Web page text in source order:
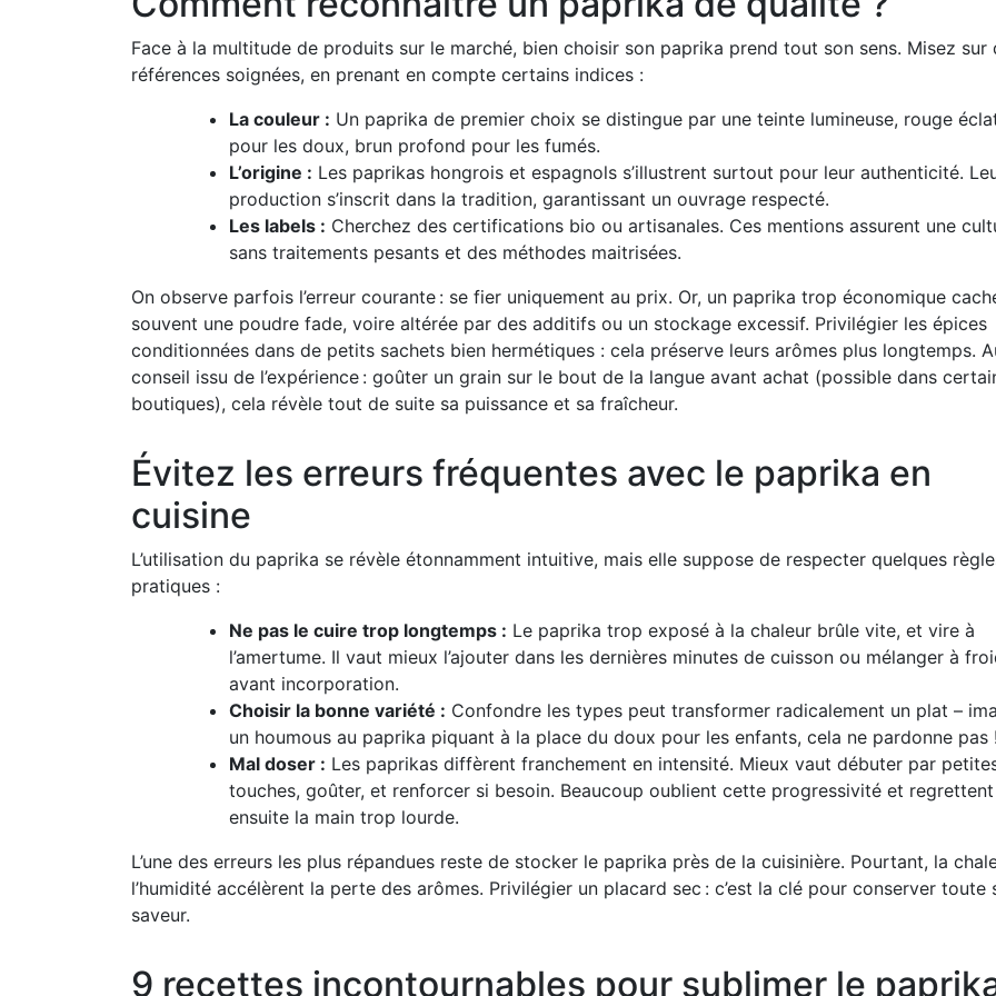
Face à la multitude de produits sur le marché, bien choisir son paprika prend tout son sens. Misez sur
références soignées, en prenant en compte certains indices :
La couleur : Un paprika de premier choix se distingue par une teinte lumineuse, rouge
pour les doux, brun profond pour les fumés.
L’origine : Les paprikas hongrois et espagnols s’illustrent surtout pour leur authenticité.
production s’inscrit dans la tradition, garantissant un ouvrage respecté.
Les labels : Cherchez des certifications bio ou artisanales. Ces mentions assurent une
sans traitements pesants et des méthodes maitrisées.
On observe parfois l’erreur courante : se fier uniquement au prix. Or, un paprika trop économique
souvent une poudre fade, voire altérée par des additifs ou un stockage excessif. Privilégier les épices
conditionnées dans de petits sachets bien hermétiques : cela préserve leurs arômes plus longtemps.
conseil issu de l’expérience : goûter un grain sur le bout de la langue avant achat (possible dans
boutiques), cela révèle tout de suite sa puissance et sa fraîcheur.
Évitez les erreurs fréquentes avec le paprika en
cuisine
L’utilisation du paprika se révèle étonnamment intuitive, mais elle suppose de respecter quelques
pratiques :
Ne pas le cuire trop longtemps : Le paprika trop exposé à la chaleur brûle vite, et vire à
l’amertume. Il vaut mieux l’ajouter dans les dernières minutes de cuisson ou mélanger à
avant incorporation.
Choisir la bonne variété : Confondre les types peut transformer radicalement un plat –
un houmous au paprika piquant à la place du doux pour les enfants, cela ne pardonne pas !
Mal doser : Les paprikas diffèrent franchement en intensité. Mieux vaut débuter par
touches, goûter, et renforcer si besoin. Beaucoup oublient cette progressivité et regrettent
ensuite la main trop lourde.
L’une des erreurs les plus répandues reste de stocker le paprika près de la cuisinière. Pourtant, la
l’humidité accélèrent la perte des arômes. Privilégier un placard sec : c’est la clé pour conserver toute
saveur.
9 recettes incontournables pour sublimer le